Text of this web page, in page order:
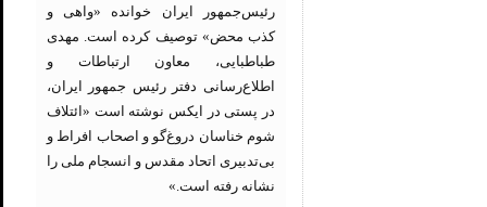
رئیس‌جمهور ایران خوانده «واهی و
کذب محض» توصیف کرده است. مهدی
طباطبایی، معاون ارتباطات و
اطلاع‌رسانی دفتر رئیس جمهور ایران،
در پستی در ایکس نوشته است «ائتلاف
شوم خناسان دروغ‌گو و اصحاب افراط و
بی‌تدبیری اتحاد مقدس و انسجام ملی را
نشانه رفته است.»